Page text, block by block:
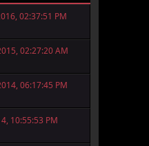
02:37:51 PM
02:27:20 AM
06:17:45 PM
10:55:53 PM